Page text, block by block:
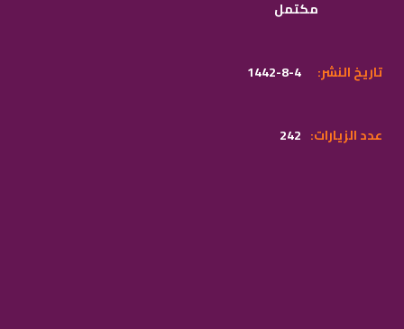
مكتمل
1442-8-4 :تاريخ النشر
242 :عدد الزيارات